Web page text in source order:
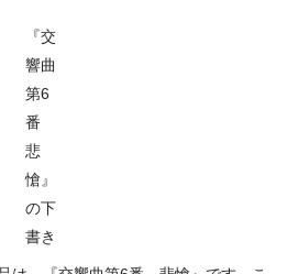
『交
響曲
第6
番
悲
愴』
の下
書き